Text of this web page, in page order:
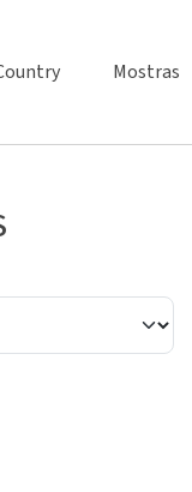
Mostras